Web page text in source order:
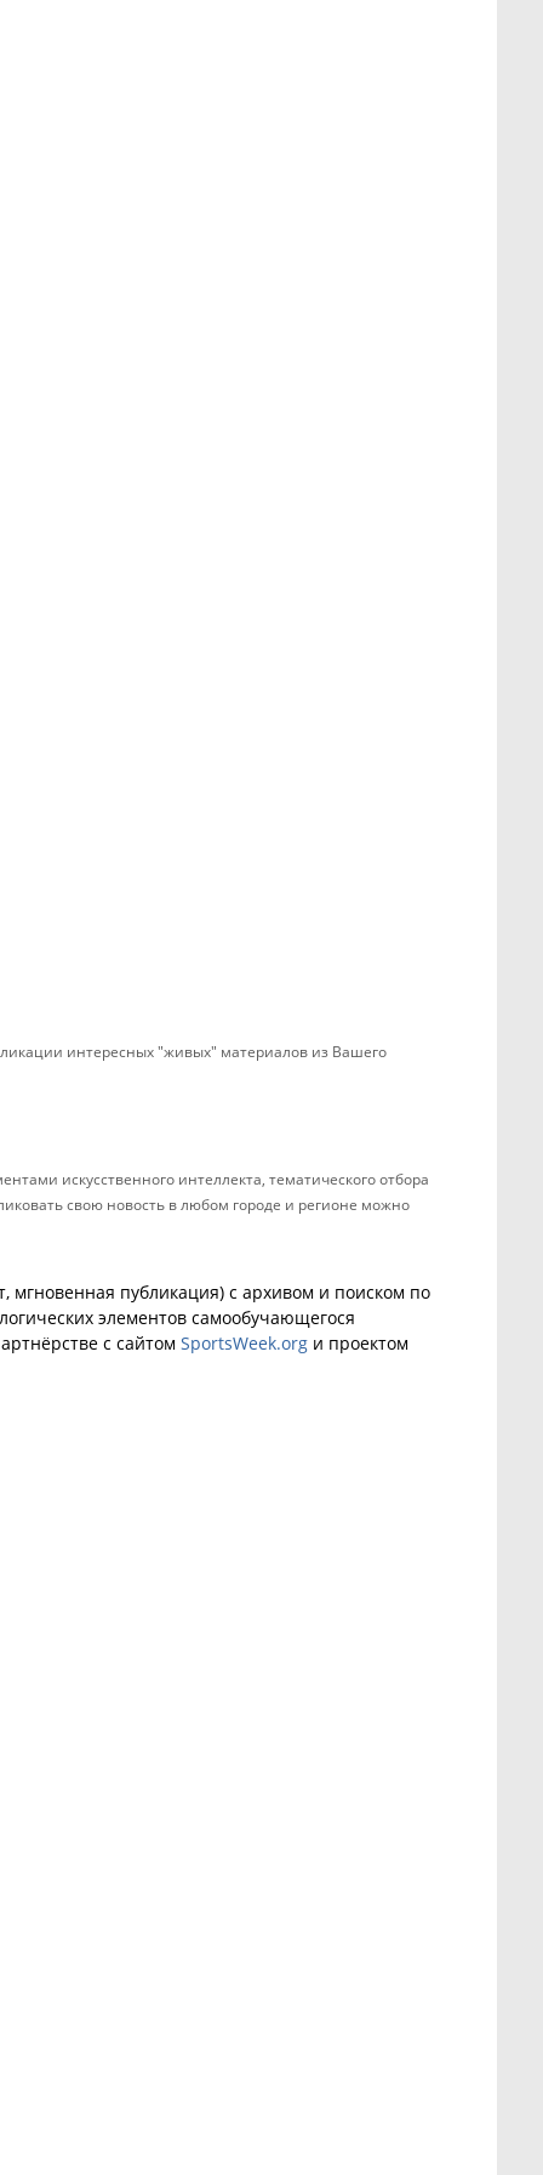
интересных "живых" материалов из Вашего
искусственного интеллекта, тематического отбора
свою новость в любом городе и регионе можно
публикация) с архивом и поиском по
элементов самообучающегося
с сайтом SportsWeek.org и проектом